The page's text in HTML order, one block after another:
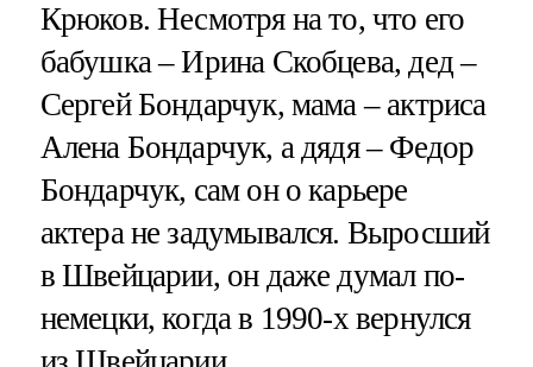
Крюков. Несмотря на то, что его
бабушка – Ирина Скобцева, дед –
Сергей Бондарчук, мама – актриса
Алена Бондарчук, а дядя – Федор
Бондарчук, сам он о карьере
актера не задумывался. Выросший
в Швейцарии, он даже думал по-
немецки, когда в 1990-х вернулся